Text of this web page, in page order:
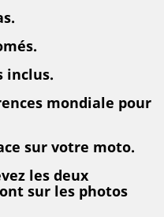
inclus.
mondiale pour
sur votre moto.
les deux
sur les photos